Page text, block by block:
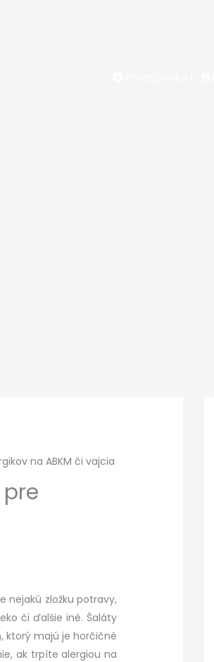
na ABKM či vajcia
nejakú zložku potravy,
či ďalšie iné. Šaláty
ktorý majú je horčičné
ak trpíte alergiou na